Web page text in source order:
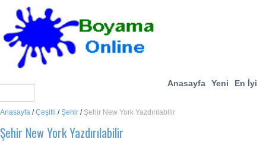
Anasayfa Yeni En İyi
Anasayfa /Çeşitli /Şehir / Şehir New York Yazdırılabilir
Şehir New York Yazdırılabilir